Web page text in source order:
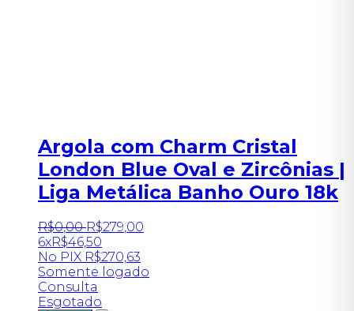
Argola com Charm Cristal
London Blue Oval e Zircônias |
Liga Metálica Banho Ouro 18k
R$0,00 R$279,00
6xR$46,50
No PIX R$270,63
Somente logado
Consulta
Esgotado